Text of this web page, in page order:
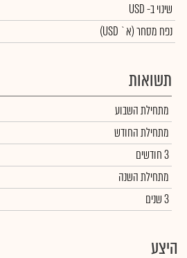
שינויב- USD
נפח מסחר(א` USD)
תשואות
מתחילת השבוע
מתחילת החודש
3 חודשים
מתחילת השנה
3 שנים
היצע